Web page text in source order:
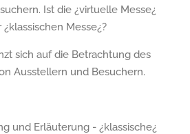
Ist die ¿virtuelle Messe¿
Messe¿?
sich auf die Betrachtung des
Ausstellern und Besuchern.
und Erläuterung - ¿klassische¿